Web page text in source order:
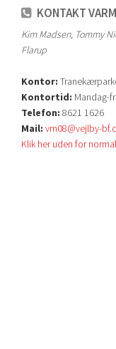
KONTAKT
Kim Madsen, Tommy
Kontor:
Kontortid: Mandag-
Telefon: 8621 1626
Mail: vm08@vejlby-
Klik her uden for